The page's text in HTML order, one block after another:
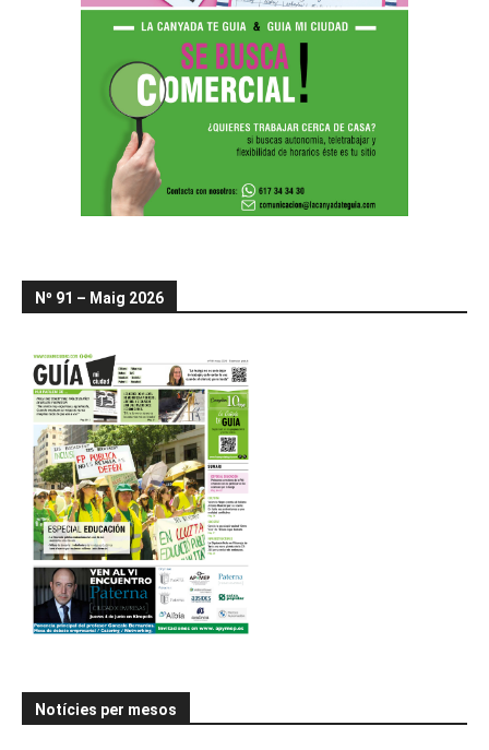
Nº 91 – Maig 2026
Notícies per mesos